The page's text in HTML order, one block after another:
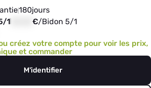
180jours
1
€/Bidon 5/1
créez votre compte pour voir les prix,
et commander
M'identifier